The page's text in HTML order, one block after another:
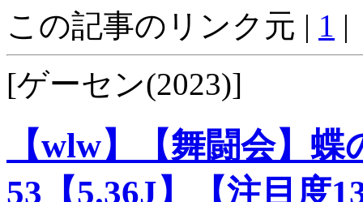
この記事のリンク元 | 1 |
[ゲーセン(2023)]
【wlw】【舞闘会】
53【5.36J】【注目度